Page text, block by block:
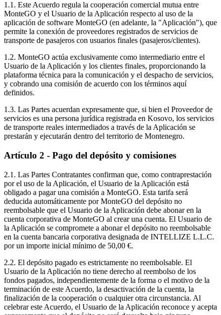
1.1. Este Acuerdo regula la cooperación comercial mutua entre
MonteGO y el Usuario de la Aplicación respecto al uso de la
aplicación de software MonteGO (en adelante, la "Aplicación"), que
permite la conexión de proveedores registrados de servicios de
transporte de pasajeros con usuarios finales (pasajeros/clientes).
1.2. MonteGO actúa exclusivamente como intermediario entre el
Usuario de la Aplicación y los clientes finales, proporcionando la
plataforma técnica para la comunicación y el despacho de servicios,
y cobrando una comisión de acuerdo con los términos aquí
definidos.
1.3. Las Partes acuerdan expresamente que, si bien el Proveedor de
servicios es una persona jurídica registrada en Kosovo, los servicios
de transporte reales intermediados a través de la Aplicación se
prestarán y ejecutarán dentro del territorio de Montenegro.
Artículo 2 - Pago del depósito y comisiones
2.1. Las Partes Contratantes confirman que, como contraprestación
por el uso de la Aplicación, el Usuario de la Aplicación está
obligado a pagar una comisión a MonteGO. Esta tarifa será
deducida automáticamente por MonteGO del depósito no
reembolsable que el Usuario de la Aplicación debe abonar en la
cuenta corporativa de MonteGO al crear una cuenta. El Usuario de
la Aplicación se compromete a abonar el depósito no reembolsable
en la cuenta bancaria corporativa designada de INTELLIZE L.L.C.
por un importe inicial mínimo de 50,00 €.
2.2. El depósito pagado es estrictamente no reembolsable. El
Usuario de la Aplicación no tiene derecho al reembolso de los
fondos pagados, independientemente de la forma o el motivo de la
terminación de este Acuerdo, la desactivación de la cuenta, la
finalización de la cooperación o cualquier otra circunstancia. Al
celebrar este Acuerdo, el Usuario de la Aplicación reconoce y acepta